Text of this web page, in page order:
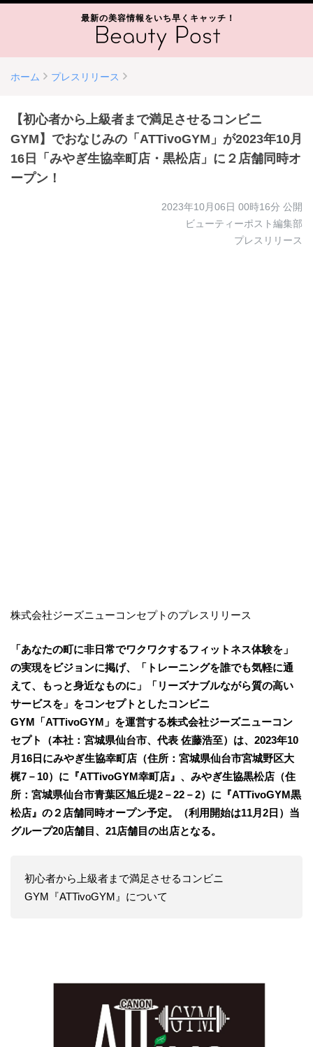
最新の美容情報をいち早くキャッチ！
ホーム プレスリリース
【初心者から上級者まで満足させるコンビニ
GYM】でおなじみの「ATTivoGYM」が2023年10月
16日「みやぎ生協幸町店・黒松店」に２店舗同時オ
ープン！
2023年10月06日 00時16分 公開
ビューティーポスト編集部
プレスリリース
株式会社ジーズニューコンセプトのプレスリリース
「あなたの町に非日常でワクワクするフィットネス体験を」
の実現をビジョンに掲げ、「トレーニングを誰でも気軽に通
えて、もっと身近なものに」「リーズナブルながら質の高い
サービスを」をコンセプトとしたコンビニ
GYM「ATTivoGYM」を運営する株式会社ジーズニューコン
セプト（本社：宮城県仙台市、代表 佐藤浩至）は、2023年10
月16日にみやぎ生協幸町店（住所：宮城県仙台市宮城野区大
梶7－10）に『ATTivoGYM幸町店』、みやぎ生協黒松店（住
所：宮城県仙台市青葉区旭丘堤2－22－2）に『ATTivoGYM黒
松店』の２店舗同時オープン予定。（利用開始は11月2日）当
グループ20店舗目、21店舗目の出店となる。
初心者から上級者まで満足させるコンビニ
GYM『ATTivoGYM』について